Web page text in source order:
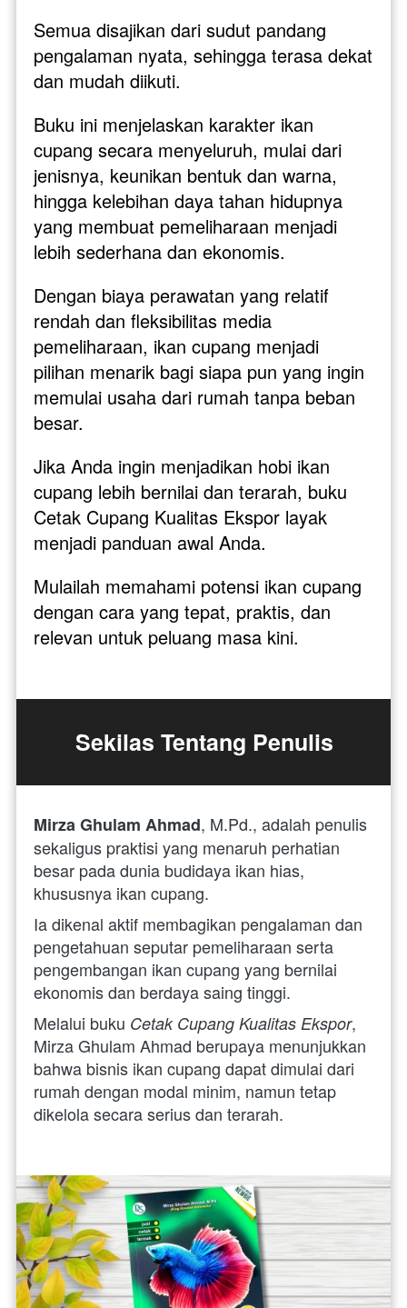
Semua disajikan dari sudut pandang
pengalaman nyata, sehingga terasa dekat
dan mudah diikuti.
Buku ini menjelaskan karakter ikan
cupang secara menyeluruh, mulai dari
jenisnya, keunikan bentuk dan warna,
hingga kelebihan daya tahan hidupnya
yang membuat pemeliharaan menjadi
lebih sederhana dan ekonomis.
Dengan biaya perawatan yang relatif
rendah dan fleksibilitas media
pemeliharaan, ikan cupang menjadi
pilihan menarik bagi siapa pun yang ingin
memulai usaha dari rumah tanpa beban
besar.
Jika Anda ingin menjadikan hobi ikan
cupang lebih bernilai dan terarah, buku
Cetak Cupang Kualitas Ekspor layak
menjadi panduan awal Anda.
Mulailah memahami potensi ikan cupang
dengan cara yang tepat, praktis, dan
relevan untuk peluang masa kini.
Sekilas Tentang Penulis
Mirza Ghulam Ahmad, M.Pd., adalah penulis
sekaligus praktisi yang menaruh perhatian
besar pada dunia budidaya ikan hias,
khususnya ikan cupang.
Ia dikenal aktif membagikan pengalaman dan
pengetahuan seputar pemeliharaan serta
pengembangan ikan cupang yang bernilai
ekonomis dan berdaya saing tinggi.
Melalui buku Cetak Cupang Kualitas Ekspor,
Mirza Ghulam Ahmad berupaya menunjukkan
bahwa bisnis ikan cupang dapat dimulai dari
rumah dengan modal minim, namun tetap
dikelola secara serius dan terarah.